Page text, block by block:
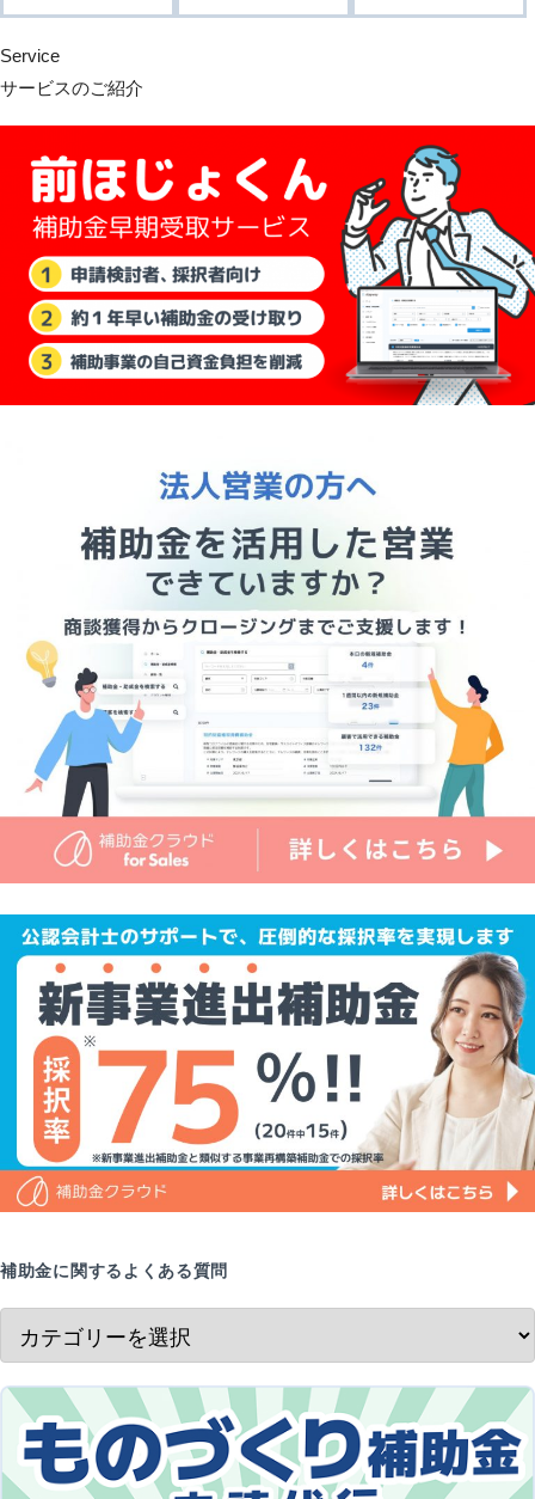
Service
サービスのご紹介
補助金に関するよくある質問